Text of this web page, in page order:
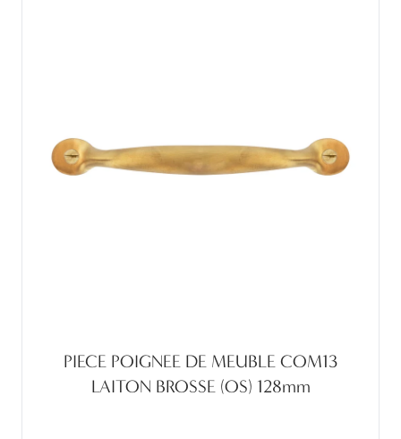
PIECE POIGNEE DE MEUBLE COM13
LAITON BROSSE (OS) 128mm